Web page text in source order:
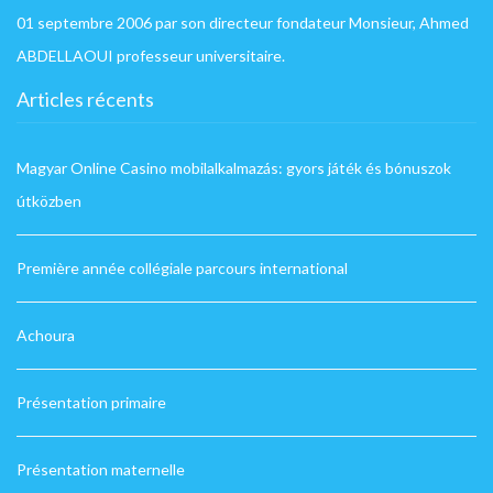
01 septembre 2006 par son directeur fondateur Monsieur, Ahmed
ABDELLAOUI professeur universitaire.
Articles récents
Magyar Online Casino mobilalkalmazás: gyors játék és bónuszok
útközben
Première année collégiale parcours international
Achoura
Présentation primaire
Présentation maternelle